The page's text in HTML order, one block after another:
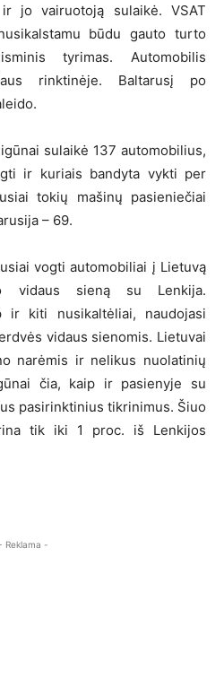
jo vairuotoją sulaikė. VSAT
būdu gauto turto
tyrimas. Automobilis
rinktinėje. Baltarusį po
sulaikė 137 automobilius,
ir kuriais bandyta vykti per
tokių mašinų pasieniečiai
– 69.
vogti automobiliai į Lietuvą
vidaus sieną su Lenkija.
ir kiti nusikaltėliai, naudojasi
vidaus sienomis. Lietuvai
narėmis ir nelikus nuolatinių
čia, kaip ir pasienyje su
pasirinktinius tikrinimus. Šiuo
tik iki 1 proc. iš Lenkijos
Reklama -